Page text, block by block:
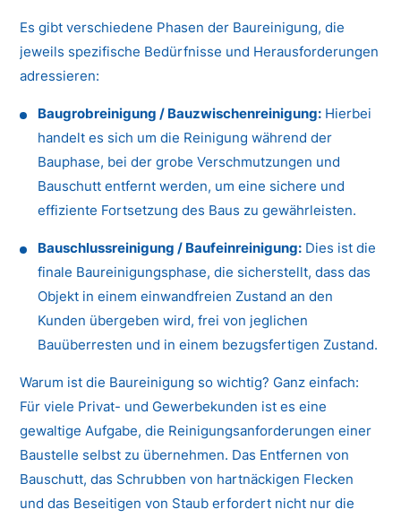
Es gibt verschiedene Phasen der Baureinigung, die
jeweils spezifische Bedürfnisse und Herausforderungen
adressieren:
Baugrobreinigung / Bauzwischenreinigung: Hierbei
handelt es sich um die Reinigung während der
Bauphase, bei der grobe Verschmutzungen und
Bauschutt entfernt werden, um eine sichere und
effiziente Fortsetzung des Baus zu gewährleisten.
Bauschlussreinigung / Baufeinreinigung: Dies ist die
finale Baureinigungsphase, die sicherstellt, dass das
Objekt in einem einwandfreien Zustand an den
Kunden übergeben wird, frei von jeglichen
Bauüberresten und in einem bezugsfertigen Zustand.
Warum ist die Baureinigung so wichtig? Ganz einfach:
Für viele Privat- und Gewerbekunden ist es eine
gewaltige Aufgabe, die Reinigungsanforderungen einer
Baustelle selbst zu übernehmen. Das Entfernen von
Bauschutt, das Schrubben von hartnäckigen Flecken
und das Beseitigen von Staub erfordert nicht nur die